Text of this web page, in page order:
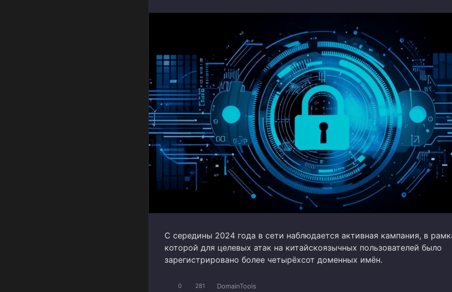
С середины 2024 года в сети наблюдается активная кампания, в
которой для целевых атак на китайскоязычных пользователей было
зарегистрировано более четырёхсот доменных имён.
0 281 DomainTools